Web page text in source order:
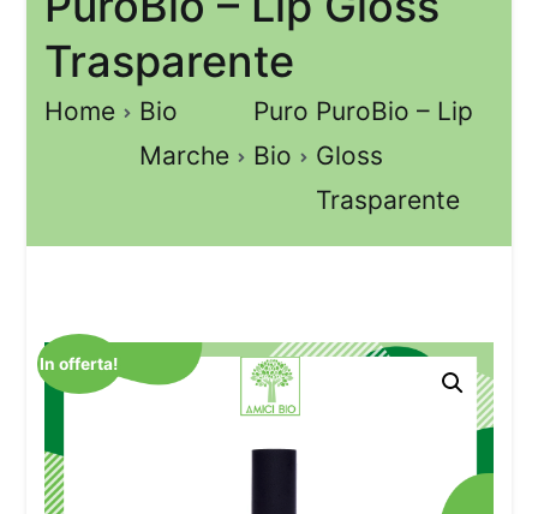
Trasparente
Home
Bio
Marche
Puro
Bio
PuroBio – Lip
Gloss
Trasparente
In offerta!